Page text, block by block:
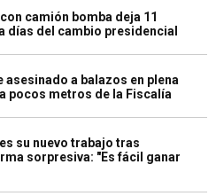
camión bomba deja 11
días del cambio presidencial
asesinado a balazos en plena
pocos metros de la Fiscalía
su nuevo trabajo tras
sorpresiva: "Es fácil ganar